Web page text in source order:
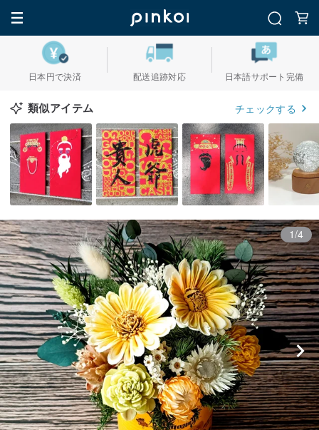
日本円で決済 配送追跡対応 日本語サポート完備
類似アイテム チェックする
1/4